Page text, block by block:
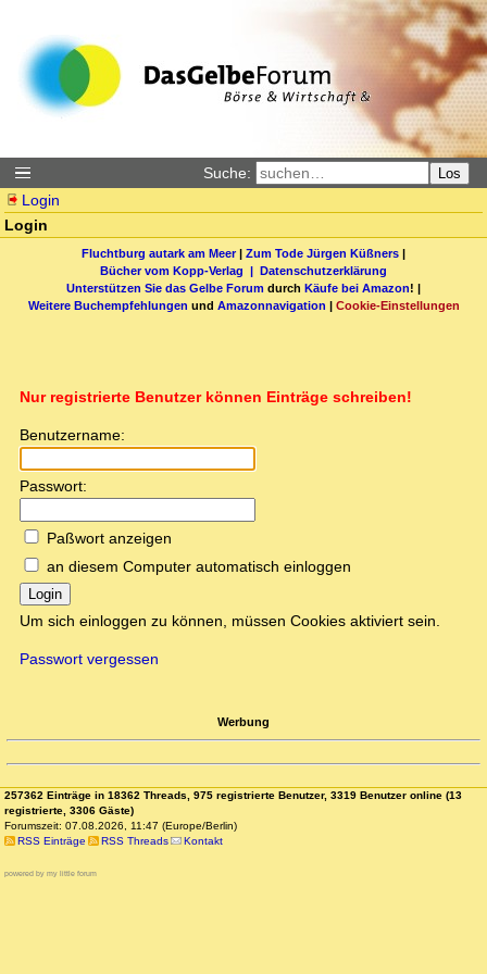
Suche: Los
Login
Login
Fluchtburg autark am Meer| Zum Tode Jürgen Küßners |
Bücher vom Kopp-Verlag | Datenschutzerklärung
Unterstützen Sie das Gelbe Forum durch Käufe bei Amazon! |
Weitere Buchempfehlungen und Amazonnavigation | Cookie-Einstellungen
Nur registrierte Benutzer können Einträge schreiben!
Benutzername:
Passwort:
Paßwort anzeigen
an diesem Computer automatisch einloggen
Login
Um sich einloggen zu können, müssen Cookies aktiviert sein.
Passwort vergessen
Werbung
257362 Einträge in 18362 Threads, 975 registrierte Benutzer, 3319 Benutzer online (13
registrierte, 3306 Gäste)
Forumszeit: 07.08.2026, 11:47 (Europe/Berlin)
RSS Einträge
RSS Threads Kontakt
powered by my little forum